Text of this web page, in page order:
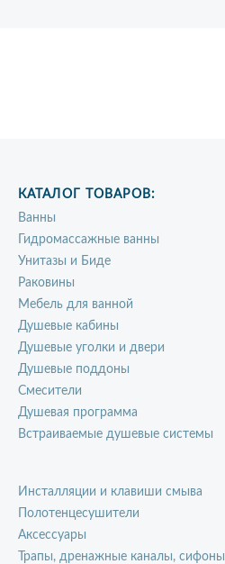
КАТАЛОГ ТОВАРОВ:
Ванны
Гидромассажные ванны
Унитазы и Биде
Раковины
Мебель для ванной
Душевые кабины
Душевые уголки и двери
Душевые поддоны
Смесители
Душевая программа
Встраиваемые душевые системы
Инсталляции и клавиши смыва
Полотенцесушители
Аксессуары
Трапы, дренажные каналы, сифоны